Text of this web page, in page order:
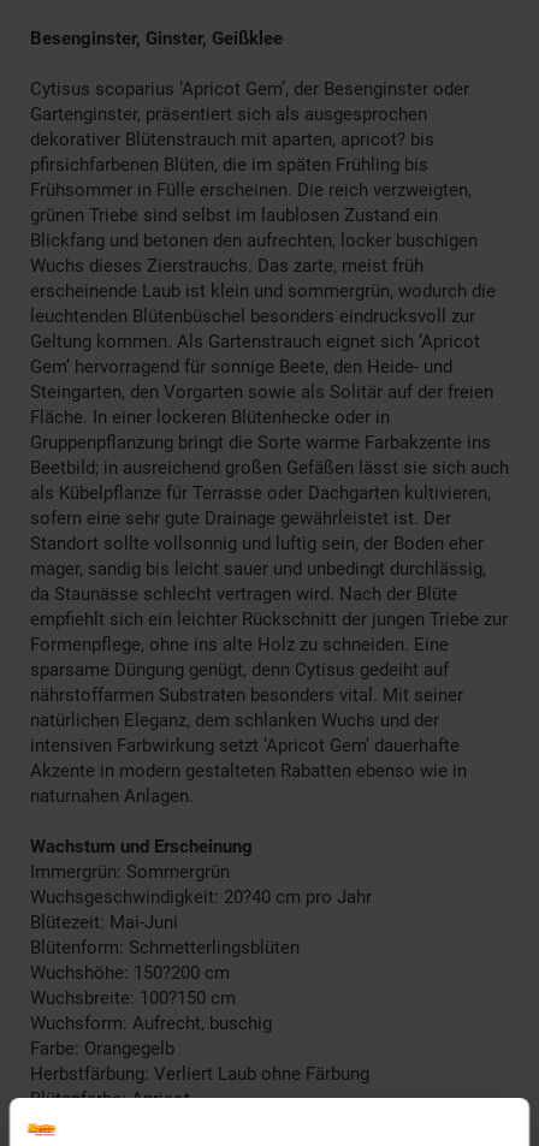
Besenginster, Ginster, Geißklee
Cytisus scoparius ‘Apricot Gem’, der Besenginster oder
Gartenginster, präsentiert sich als ausgesprochen
dekorativer Blütenstrauch mit aparten, apricot? bis
pfirsichfarbenen Blüten, die im späten Frühling bis
Frühsommer in Fülle erscheinen. Die reich verzweigten,
grünen Triebe sind selbst im laublosen Zustand ein
Blickfang und betonen den aufrechten, locker buschigen
Wuchs dieses Zierstrauchs. Das zarte, meist früh
erscheinende Laub ist klein und sommergrün, wodurch die
leuchtenden Blütenbüschel besonders eindrucksvoll zur
Geltung kommen. Als Gartenstrauch eignet sich ‘Apricot
Gem’ hervorragend für sonnige Beete, den Heide- und
Steingarten, den Vorgarten sowie als Solitär auf der freien
Fläche. In einer lockeren Blütenhecke oder in
Gruppenpflanzung bringt die Sorte warme Farbakzente ins
Beetbild; in ausreichend großen Gefäßen lässt sie sich auch
als Kübelpflanze für Terrasse oder Dachgarten kultivieren,
sofern eine sehr gute Drainage gewährleistet ist. Der
Standort sollte vollsonnig und luftig sein, der Boden eher
mager, sandig bis leicht sauer und unbedingt durchlässig,
da Staunässe schlecht vertragen wird. Nach der Blüte
empfiehlt sich ein leichter Rückschnitt der jungen Triebe zur
Formenpflege, ohne ins alte Holz zu schneiden. Eine
sparsame Düngung genügt, denn Cytisus gedeiht auf
nährstoffarmen Substraten besonders vital. Mit seiner
natürlichen Eleganz, dem schlanken Wuchs und der
intensiven Farbwirkung setzt ‘Apricot Gem’ dauerhafte
Akzente in modern gestalteten Rabatten ebenso wie in
naturnahen Anlagen.
Wachstum und Erscheinung
Immergrün: Sommergrün
Wuchsgeschwindigkeit: 20?40 cm pro Jahr
Blütezeit: Mai-Juni
Blütenform: Schmetterlingsblüten
Wuchshöhe: 150?200 cm
Wuchsbreite: 100?150 cm
Wuchsform: Aufrecht, buschig
Farbe: Orangegelb
Herbstfärbung: Verliert Laub ohne Färbung
Blütenfarbe: Apricot
Winterfarbe: Laubabwerfend